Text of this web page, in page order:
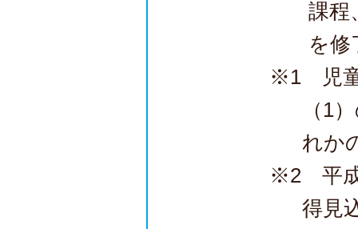
課程
を修
※1 児童
（1
れか
※2 平成
得見